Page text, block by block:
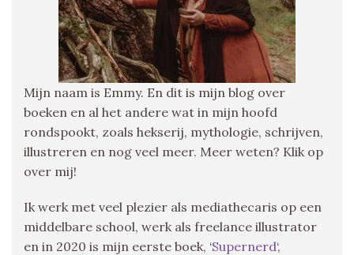
Mijn naam is Emmy. En dit is mijn blog over
boeken en al het andere wat in mijn hoofd
rondspookt, zoals hekserij, mythologie, schrijven,
illustreren en nog veel meer. Meer weten? Klik op
over mij!
Ik werk met veel plezier als mediathecaris op een
middelbare school, werk als freelance illustrator
en in 2020 is mijn eerste boek, ‘Supernerd‘,